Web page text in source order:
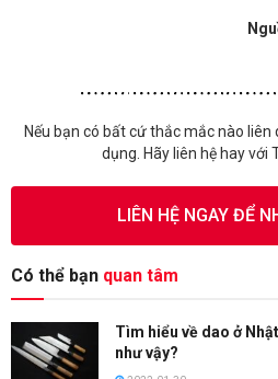
Nếu bạn có bất cứ thắc mắc nào
dụng. Hãy liên hệ hay với
LIÊN HỆ NGAY ĐỂ
Có thể bạn quan tâm
Tìm hiểu về dao ở
như vậy?